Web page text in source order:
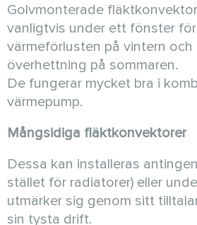
Golvmonterade
vanligtvis under ett fönster
värmeförlusten på vintern och
överhettning på sommaren.
De fungerar mycket bra i
värmepump.
Mångsidiga fläktkonvektorer
Dessa kan installeras
stället för radiatorer) eller
utmärker sig genom sitt
sin tysta drift.